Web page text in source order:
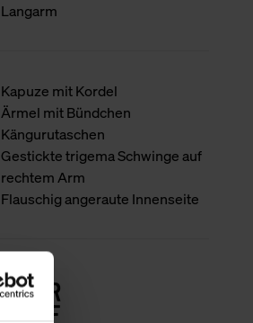
Langarm
Kapuze mit Kordel
Ärmel mit Bündchen
Kängurutaschen
Gestickte trigema Schwinge auf
rechtem Arm
Flauschig angeraute Innenseite